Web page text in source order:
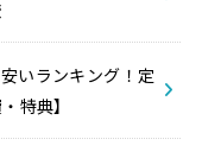
いランキング！定
特典】